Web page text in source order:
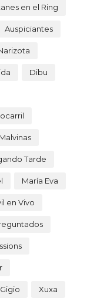
en el Ring
Auspiciantes
Dibu
Tarde
María Eva
en Vivo
Xuxa